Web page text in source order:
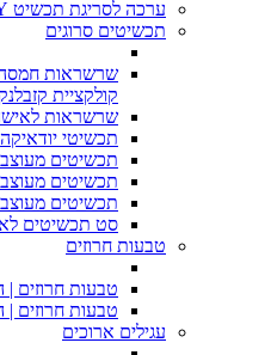
ערכה לסריגת תכשיט DIY
תכשיטים סרוגים
שרשראות חמסה
קולקציית
שרשראות
תכשיטי יודאיקה
תכשיטים
תכשיטים
תכשיטים
סט תכשיטים
טבעות חרוזים
טבעות חרוזים
טבעות חרוזים
עגילים ארוכים